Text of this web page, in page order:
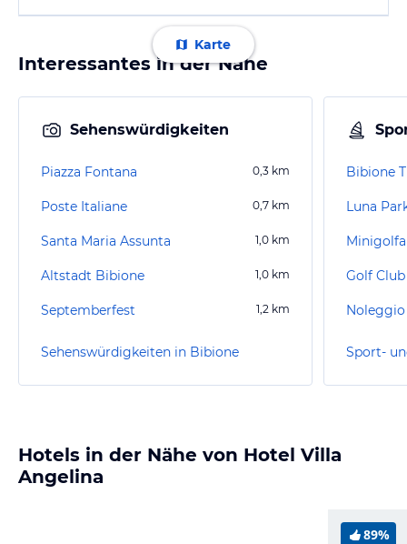
Karte
Interessantes in der Nähe
Sehenswürdigkeiten
Piazza Fontana 0,3 km
Poste Italiane 0,7 km
Santa Maria Assunta 1,0 km
Altstadt Bibione 1,0 km
Septemberfest 1,2 km
Sehenswürdigkeiten in Bibione
Bibione
Luna
Golf
Sport-
Hotels in der Nähe von Hotel Villa
Angelina
89%